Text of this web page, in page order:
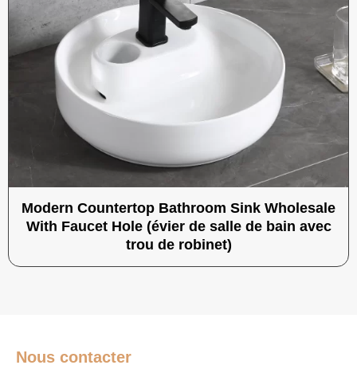
Modern Countertop Bathroom Sink Wholesale
With Faucet Hole (évier de salle de bain avec
trou de robinet)
Nous contacter